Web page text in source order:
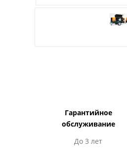
Гарантийное
обслуживание
До 3 лет